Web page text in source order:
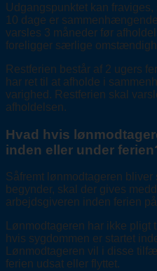
Udgangspunktet kan
10 dage er
varsles 3 måneder før
foreligger særlige
Restferien består af 2 ugers
har ret til at afholde i
varighed. Restferien skal
afholdelsen.
Hvad hvis
inden eller under
Såfremt lønmodtageren bliver
begynder, skal der gives
arbejdsgiveren inden ferien
Lønmodtageren har ikke pligt
hvis sygdommen er startet
Lønmodtageren vil i disse
ferien udsat eller flyttet.